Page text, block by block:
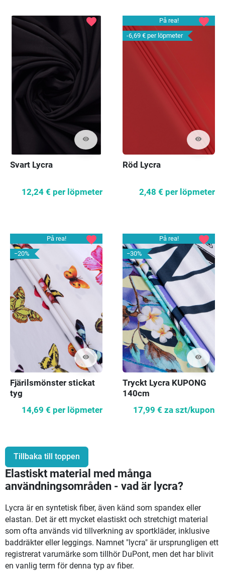
visibility
favorite
Svart Lycra
12,24 € per löpmeter
På rea!
-6,69 € per löpmeter
visibility
favorite
Röd Lycra
2,48 € per löpmeter
På rea!
−20%
visibility
favorite
Fjärilsmönster stickat
tyg
14,69 € per löpmeter
På rea!
−30%
visibility
favorite
Tryckt Lycra KUPONG
140cm
17,99 € za szt/kupon
Tillbaka till toppen
Elastiskt material med många
användningsområden - vad är lycra?
Lycra är en syntetisk fiber, även känd som spandex eller
elastan. Det är ett mycket elastiskt och stretchigt material
som ofta används vid tillverkning av sportkläder, inklusive
baddräkter eller leggings. Namnet "lycra" är ursprungligen ett
registrerat varumärke som tillhör DuPont, men det har blivit
en vanlig term för denna typ av fiber.